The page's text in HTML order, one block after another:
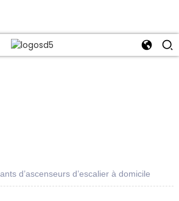
d’ascenseurs d’escalier à domicile